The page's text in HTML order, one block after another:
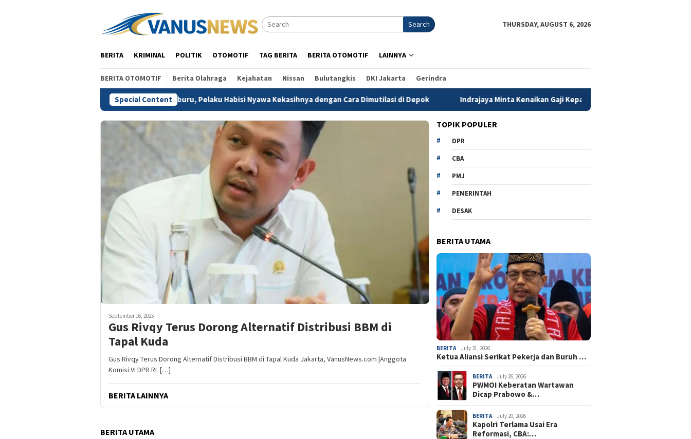
Search THURSDAY, AUGUST 6, 2026
BERITA KRIMINAL POLITIK OTOMOTIF TAG BERITA BERITA OTOMOTIF LAINNYA
BERITA OTOMOTIF Berita Olahraga Kejahatan Nissan Bulutangkis DKI Jakarta Gerindra
Special Content
Diduga Cemburu, Pelaku Habisi Nyawa Kekasihnya dengan Cara Dimutilasi di Depok Indrajaya Minta Kenaikan Gaji Kepala Daerah Dikaji Matang dan Berbasis
September 16, 2025
Gus Rivqy Terus Dorong Alternatif Distribusi BBM di
Tapal Kuda
Gus Rivqy Terus Dorong Alternatif Distribusi BBM di Tapal Kuda Jakarta, VanusNews.com |Anggota
Komisi VI DPR RI […]
BERITA LAINNYA
BERITA UTAMA
TOPIK POPULER
DPR
CBA
PMJ
PEMERINTAH
DESAK
BERITA UTAMA
BERITA July 31, 2026
Ketua Aliansi Serikat Pekerja dan Buruh …
BERITA July 26, 2026
PWMOI Keberatan Wartawan
Dicap Prabowo &…
BERITA July 20, 2026
Kapolri Terlama Usai Era
Reformasi, CBA:…